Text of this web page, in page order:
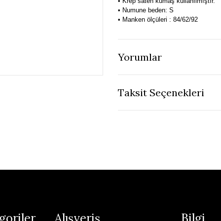
• Numune beden: S
• Manken ölçüleri : 84/62/92
Yorumlar
Taksit Seçenekleri